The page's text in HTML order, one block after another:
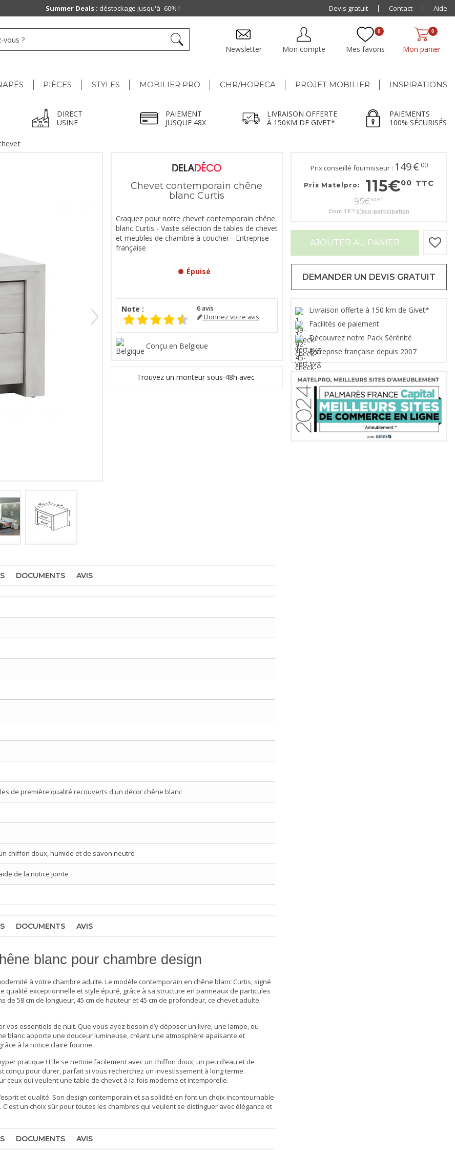
Mon panier
0
Mes favoris
0
Mon compte
Newsletter
PIÈCES STYLES MOBILIER PRO CHR/HORECA PROJET MOBILIER INSPIRATIONS
DIRECT
USINE
PAIEMENT
JUSQUE 48X
LIVRAISON OFFERTE
À 150KM DE GIVET*
PAIEMENTS
100% SÉCURISÉS
Chevet contemporain chêne
blanc Curtis
Craquez pour notre chevet contemporain chêne
blanc Curtis - Vaste sélection de tables de chevet
et meubles de chambre à coucher - Entreprise
française
Épuisé
Note : 6avis
Donnez votre avis
Conçu en Belgique
Trouvez un monteur sous 48h avec
DOCUMENTS AVIS
de première qualité recouverts d'un décor chêne blanc
chiffon doux, humide et de savon neutre
de la notice jointe
DOCUMENTS AVIS
blanc pour chambre design
à votre chambre adulte. Le modèle contemporain en chêne blanc Curtis, signé
qualité exceptionnelle et style épuré, grâce à sa structure en panneaux de particules
58 cm de longueur, 45 cm de hauteur et 45 cm de profondeur, ce chevet adulte
essentiels de nuit. Que vous ayez besoin d’y déposer un livre, une lampe, ou
blanc apporte une douceur lumineuse, créant une atmosphère apaisante et
à la notice claire fournie.
pratique ! Elle se nettoie facilement avec un chiffon doux, un peu d’eau et de
pour durer, parfait si vous recherchez un investissement à long terme.
ceux qui veulent une table de chevet à la fois moderne et intemporelle.
et qualité. Son design contemporain et sa solidité en font un choix incontournable
un choix sûr pour toutes les chambres qui veulent se distinguer avec élégance et
DOCUMENTS AVIS
Prix conseillé fournisseur : 149€ 00
Prix Matelpro: 115€00 TTC
95€83 HT
Dont 1€ 15 d'éco-participation
AJOUTER AU PANIER
DEMANDER UN DEVIS GRATUIT
Livraison offerte à 150 km de Givet*
Facilités de paiement
Découvrez notre Pack Sérénité
Entreprise française depuis 2007
Summer Deals : déstockage jusqu'à -60% ! Paiement jusqu'à48x
Devis gratuit Contact Aide